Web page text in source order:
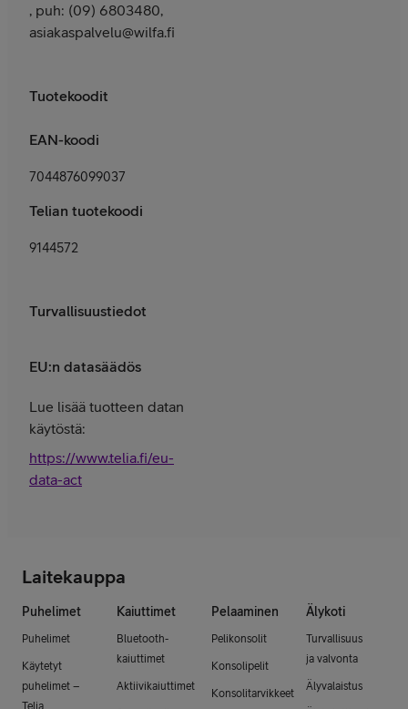
, puh: (09) 6803480,
asiakaspalvelu@wilfa.fi
Tuotekoodit
EAN-koodi
7044876099037
Telian tuotekoodi
9144572
Turvallisuustiedot
EU:n datasäädös
Lue lisää tuotteen datan
käytöstä:
https://www.telia.fi/eu-
data-act
Laitekauppa
Puhelimet
Puhelimet
Käytetyt
puhelimet –
Telia
Kaiuttimet
Bluetooth-
kaiuttimet
Aktiivikaiuttimet
Pelaaminen
Pelikonsolit
Konsolipelit
Konsolitarvikkeet
Älykoti
Turvallisuus
ja valvonta
Älyvalaistus